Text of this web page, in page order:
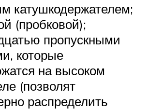
катушкодержателем;
(пробковой);
пропускными
которые
на высоком
(позволят
распределить